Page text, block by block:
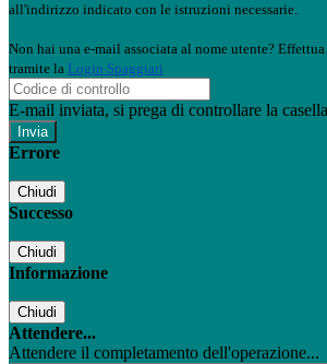
all'indirizzo indicato con le istruzioni necessarie.
Non hai una e-mail associata al nome utente?
tramite la Login Spaggiari
E-mail inviata, si prega di controllare la
Errore
Chiudi
Successo
Chiudi
Informazione
Chiudi
Attendere...
Attendere il completamento dell'operazione...